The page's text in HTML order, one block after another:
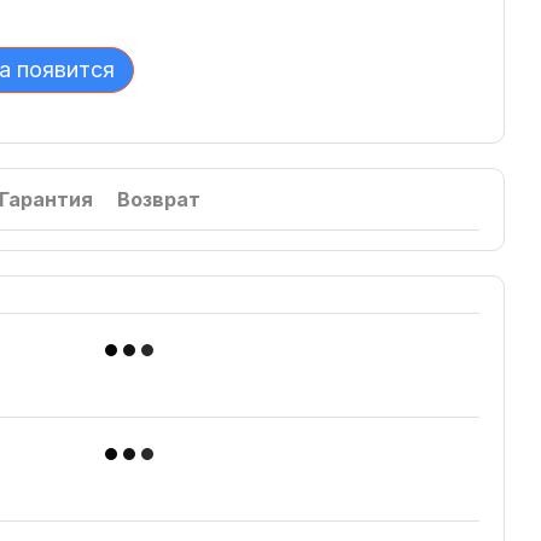
появится
Гарантия Возврат